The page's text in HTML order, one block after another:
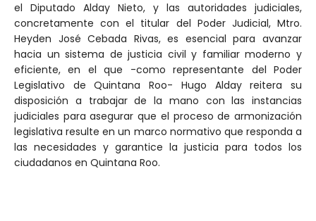
el Diputado Alday Nieto, y las autoridades judiciales,
concretamente con el titular del Poder Judicial, Mtro.
Heyden José Cebada Rivas, es esencial para avanzar
hacia un sistema de justicia civil y familiar moderno y
eficiente, en el que -como representante del Poder
Legislativo de Quintana Roo- Hugo Alday reitera su
disposición a trabajar de la mano con las instancias
judiciales para asegurar que el proceso de armonización
legislativa resulte en un marco normativo que responda a
las necesidades y garantice la justicia para todos los
ciudadanos en Quintana Roo.